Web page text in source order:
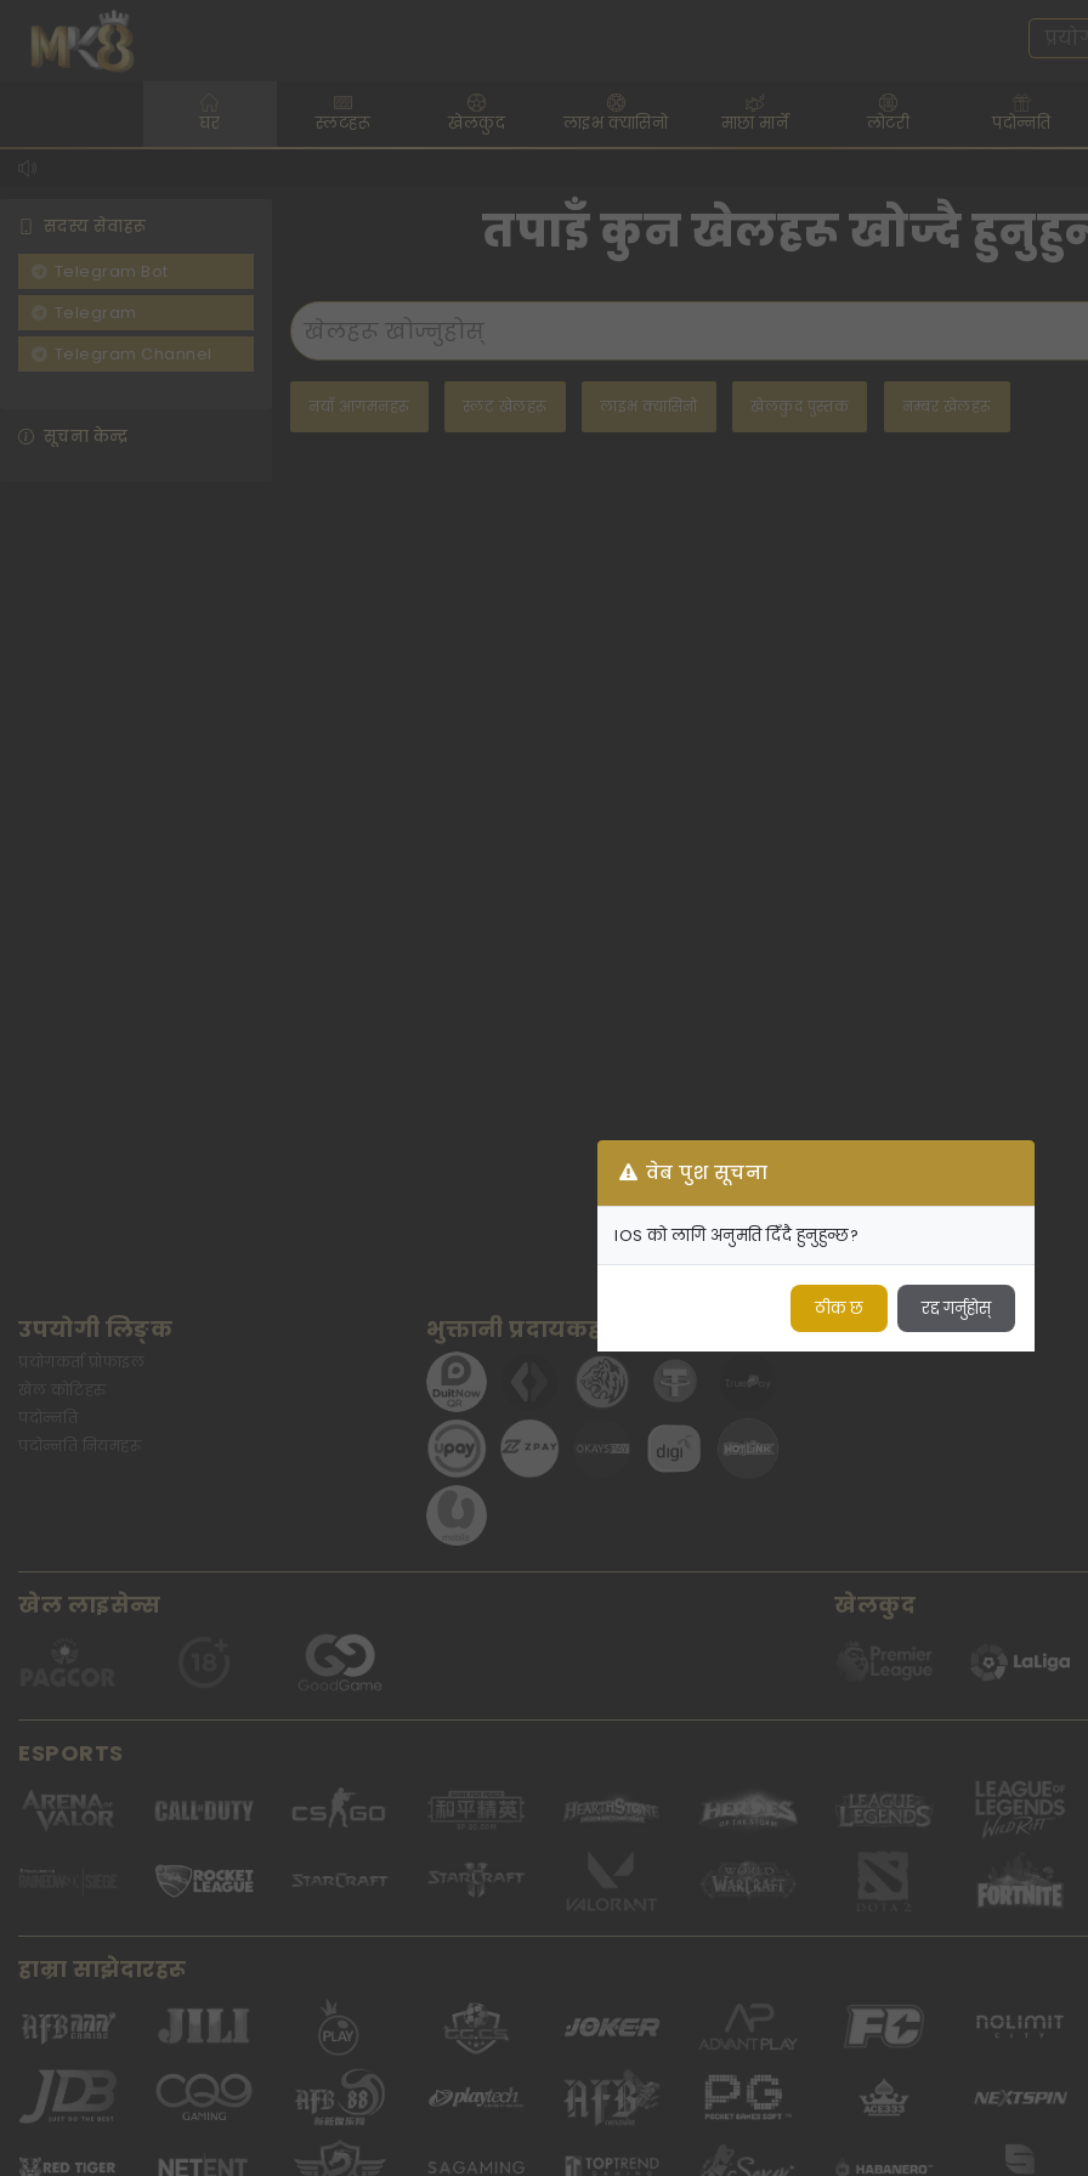
घर स्लटहरू खेलकुद लाइभ क्यासिनो माछा मार्ने लोटरी पदोन्नति
सदस्य सेवाहरू
Telegram Bot
Telegram
Telegram Channel
सूचना केन्द्र
तपाइँ कुन खेलहरू खोज्दै
नयाँ आगमनहरू स्लट खेलहरू लाइभ क्यासिनो खेलकुद पुस्तक नम्बर खेलहरू
उपयोगी लिङ्क
प्रयोगकर्ता प्रोफाइल
खेल कोटिहरु
पदोन्नति
पदोन्नति नियमहरू
भुक्तानी प्रदायकहरू
खेल लाइसेन्स खेलकुद
ESPORTS
हाम्रा साझेदारहरू
वेब पुश सूचना
IOS को लागि अनुमति दिँदै हुनुहुन्छ?
ठीक छ रद्द गर्नुहोस्